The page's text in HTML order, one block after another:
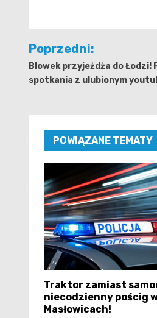
Nawigacja
wpisu
Poprzedni:
Blowek przyjeżdża do Łodzi!
spotkania z ulubionym
POWIĄZANE TEMATY
Traktor zamiast
niecodzienny pościg
Masłowicach!